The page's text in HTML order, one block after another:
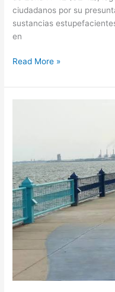
ciudadanos por su
sustancias
en
Read More »
adolescente
desaparecido
en
el
Lago
de
Maracaibo